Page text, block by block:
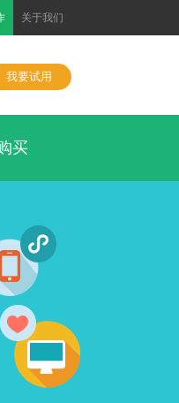
关于我们
我要试用
买